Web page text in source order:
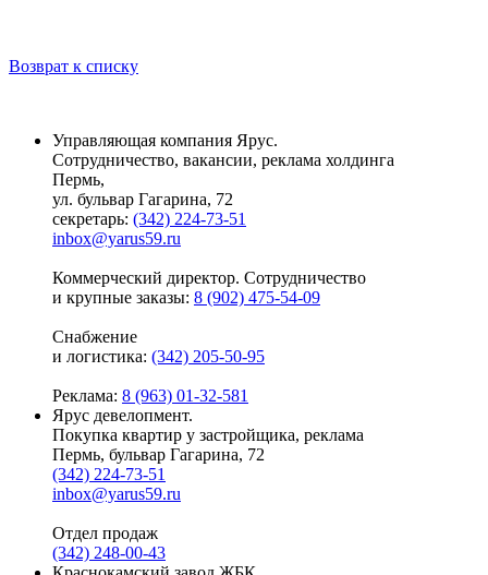
Возврат к списку
Управляющая компания Ярус.
Сотрудничество, вакансии, реклама холдинга
Пермь,
ул. бульвар Гагарина, 72
секретарь: (342) 224-73-51
inbox@yarus59.ru
Коммерческий директор. Сотрудничество
и крупные заказы: 8 (902) 475-54-09
Снабжение
и логистика: (342) 205-50-95
Реклама: 8 (963) 01-32-581
Ярус девелопмент.
Покупка квартир у застройщика, реклама
Пермь, бульвар Гагарина, 72
(342) 224-73-51
inbox@yarus59.ru
Отдел продаж
(342) 248-00-43